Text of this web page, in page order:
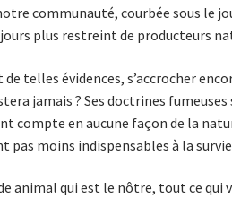
com­munauté, courbée sous le
plus restreint de producteurs
telles évidences, s’accrocher
jamais ? Ses doctrines
compte en aucu­ne façon de la
pas moins indispensables à la survie
animal qui est le nôtre, tout ce qui